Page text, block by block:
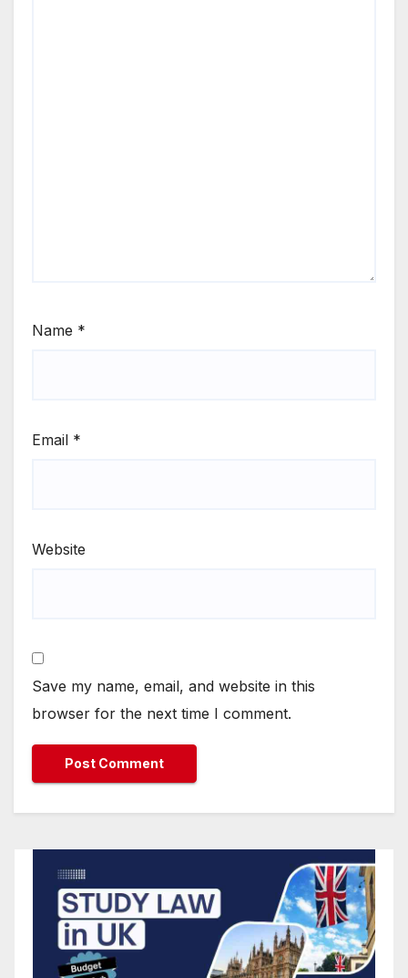
Name *
Email *
Website
Save my name, email, and website in this
browser for the next time I comment.